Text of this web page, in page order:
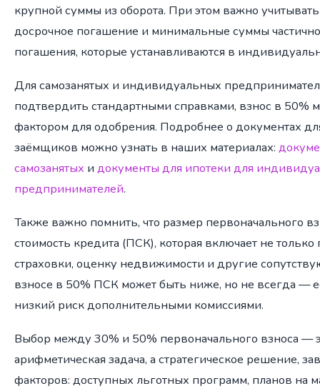
крупной суммы из оборота. При этом важно
досрочное погашение и минимальные суммы
погашения, которые устанавливаются в
Для самозанятых и индивидуальных
подтвердить стандартными справками, взнос в
фактором для одобрения. Подробнее о документах
заёмщиков можно узнать в наших материалах:
самозанятых и документы для ипотеки для
предпринимателей.
Также важно помнить, что размер первоначального
стоимость кредита (ПСК), которая включает не
страховки, оценку недвижимости и другие
взносе в 50% ПСК может быть ниже, но не всегда —
низкий риск дополнительными комиссиями.
Выбор между 30% и 50% первоначального взноса —
арифметическая задача, а стратегическое решение,
факторов: доступных льготных программ, планов на